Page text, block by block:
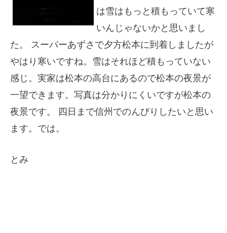
は雪はもっと積もっていて寒
いんじゃないかと思いまし
た。 スーパーあずさで夕方松本に到着しましたが
やはり寒いですね。雪はそれほど積もっていない
感じ。実家は松本の高台にあるので松本の夜景が
一望できます。写真は分かりにくいですが松本の
夜景です。 四日まで信州でのんびりしたいと思い
ます。では。
とみ